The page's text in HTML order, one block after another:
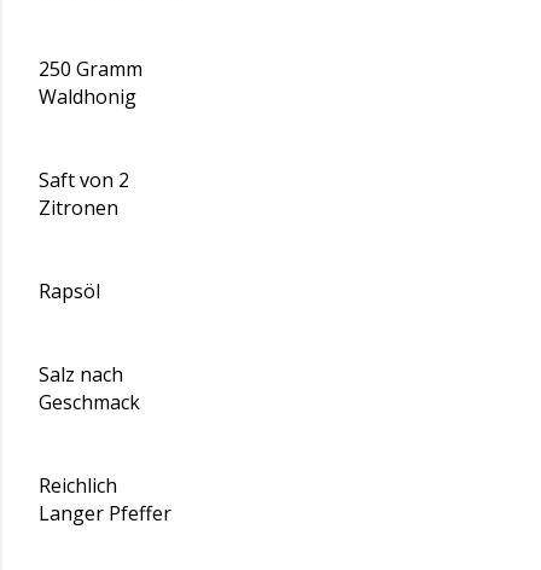
250 Gramm
Waldhonig
Saft von 2
Zitronen
Rapsöl
Salz nach
Geschmack
Reichlich
Langer Pfeffer